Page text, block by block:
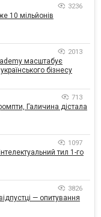
3236
10 мільйонів
2013
масштабує
бізнесу
713
Галичина дістала
1097
тил 1-го
3826
— опитування